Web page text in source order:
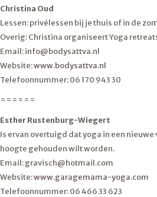
Christina Oud
Lessen: privélessen bij je thuis of in de
Overig: Christina organiseert Yoga
Email: info@bodysattva.nl
Website:www.bodysattva.nl
Telefoonnummer: 06 170 943 30
======
Esther Rustenburg-Wiegert
Is ervan overtuigd dat yoga in een nieuwe
hoogte gehouden wilt worden.
Email: gravisch@hotmail.com
Website:www.garagemama-yoga.com
Telefoonnummer: 06 466 33 623